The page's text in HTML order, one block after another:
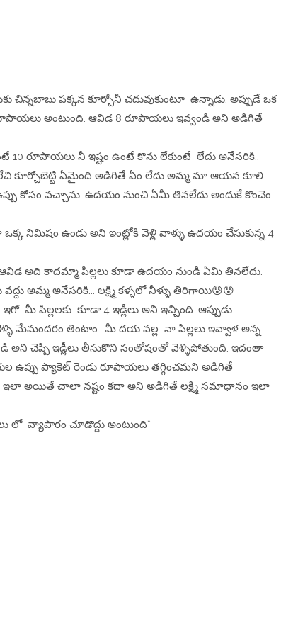
పక్కన కూర్చోనీ చదువుకుంటూ ఉన్నాడు. అప్పుడే ఒక
అంటుంది‌. ఆవిడ 8 రూపాయలు ఇవ్వండి అని అడిగితే
రూపాయలు నీ ఇష్టం ఉంటే కొను లేకుంటే లేదు అనేసరికి..
లేచి కూర్చోబెట్టి ఏమైంది అడిగితే ఏం లేదు అమ్మ మా ఆయన కూలి
కోసం వచ్చాను. ఉదయం నుంచి ఏమీ తినలేదు అందుకే కొంచెం
నిమిషం ఉండు అని ఇంట్లోకి వెళ్లి వాళ్ళు ఉదయం చేసుకున్న 4
ఆవిడ అది కాదమ్మా పిల్లలు కూడా ఉదయం నుండి ఏమి తినలేదు.
అమ్మ అనేసరికి... లక్ష్మి కళ్ళలో నీళ్ళు తిరిగాయి😰😰
పిల్లలకు కూడా 4 ఇడ్లీలు అని ఇచ్చింది. ఆప్పుడు
మేమందరం తింటాం.. మీ దయ వల్ల నా పిల్లలు ఇవ్వాళ అన్న
అని చెప్పి ఇడ్లీలు తీసుకొని సంతోషంతో వెళ్ళిపోతుంది. ఇదంతా
ఉప్పు ప్యాకెట్ రెండు రూపాయలు తగ్గించమని అడిగితే
ఇలా అయితే చాలా నష్టం కదా అని అడిగితే లక్ష్మీ సమాధానం ఇలా
లో వ్యాపారం చూడొద్దు అంటుంది*